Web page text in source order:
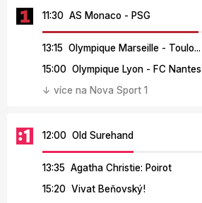
11:30 AS Monaco - PSG
13:15 Olympique Marseille - Toulo...
15:00 Olympique Lyon - FC Nantes
↓ více na Nova Sport 1
12:00 Old Surehand
13:35 Agatha Christie: Poirot
15:20 Vivat Beňovský!